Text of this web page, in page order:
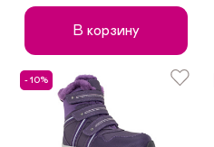
В корзину
- 10%